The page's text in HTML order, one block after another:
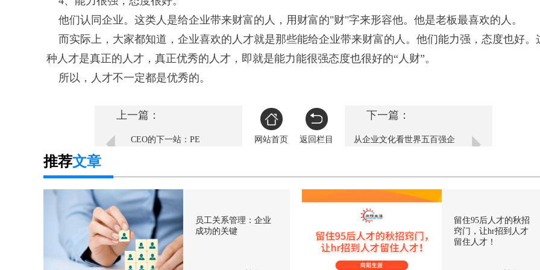
他们认同企业。这类人是给企业带来财富的人，用财富的"财"字来形容他。他是老板最喜欢的人。
而实际上，大家都知道，企业喜欢的人才就是那些能给企业带来财富的人。他们能力强，态度也好。
种人才是真正的人才，真正优秀的人才，即就是能力能很强态度也很好的“人财”。
所以，人才不一定都是优秀的。
上一篇：
CEO的下一站：PE 网站首页 返回栏目
下一篇：
从企业文化看世界五百强企
推荐文章
员工关系管理：企业
成功的关键
留住95后人才的秋招
窍门，让hr招到人才
留住人才！